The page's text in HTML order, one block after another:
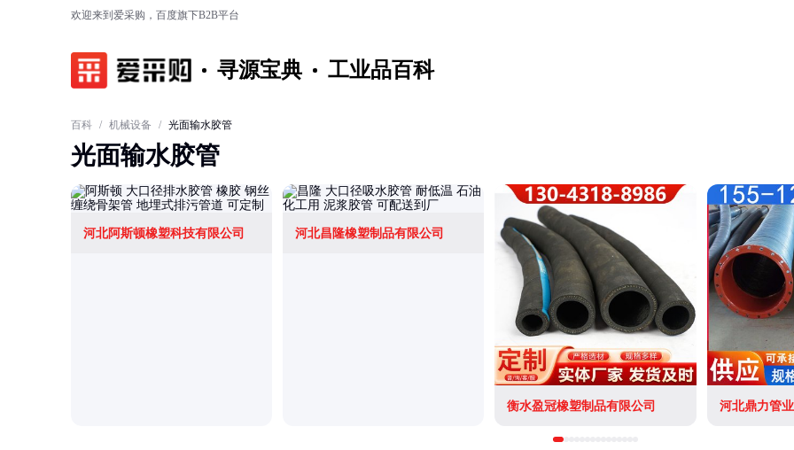
欢迎来到爱采购，百度旗下B2B平台
寻源宝典 工业品百科
百科 / 机械设备 / 光面输水胶管
光面输水胶管
河北阿斯顿橡塑科技有限公司 河北昌隆橡塑制品有限公司
衡水盈冠橡塑制品有限公司 河北鼎力管